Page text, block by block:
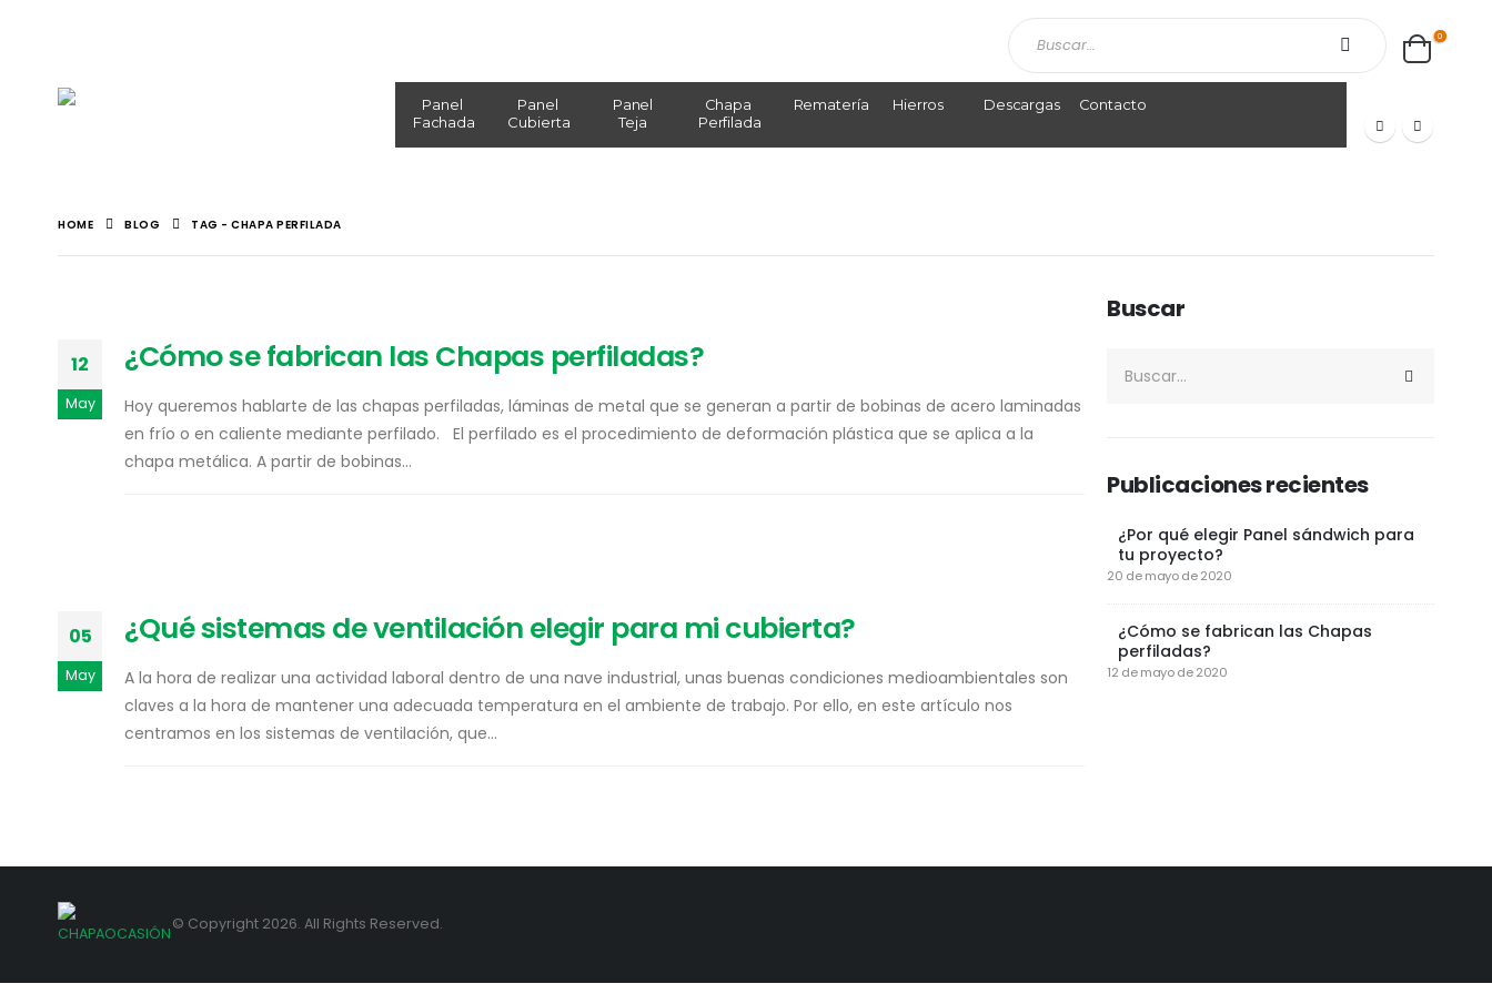
0
Panel
Fachada
Panel
Cubierta
Panel
Teja
Chapa
Perfilada
Rematería Hierros Descargas Contacto
HOME BLOG TAG - CHAPA PERFILADA
12
May
¿Cómo se fabrican las Chapas perfiladas?
Hoy queremos hablarte de las chapas perfiladas, láminas de metal que se generan a partir de bobinas de acero laminadas
en frío o en caliente mediante perfilado. El perfilado es el procedimiento de deformación plástica que se aplica a la
chapa metálica. A partir de bobinas...
05
May
¿Qué sistemas de ventilación elegir para mi cubierta?
A la hora de realizar una actividad laboral dentro de una nave industrial, unas buenas condiciones medioambientales son
claves a la hora de mantener una adecuada temperatura en el ambiente de trabajo. Por ello, en este artículo nos
centramos en los sistemas de ventilación, que...
Buscar
Publicaciones recientes
¿Por qué elegir Panel sándwich para
tu proyecto?
20 de mayo de 2020
¿Cómo se fabrican las Chapas
perfiladas?
12 de mayo de 2020
© Copyright 2026. All Rights Reserved.